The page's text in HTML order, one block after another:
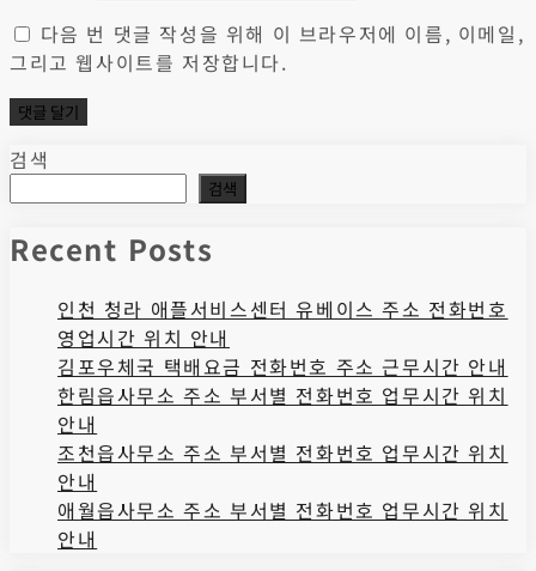
다음 번 댓글 작성을 위해 이 브라우저에 이름, 이메일,
그리고 웹사이트를 저장합니다.
검색
검색
Recent Posts
인천 청라 애플서비스센터 유베이스 주소 전화번호
영업시간 위치 안내
김포우체국 택배요금 전화번호 주소 근무시간 안내
한림읍사무소 주소 부서별 전화번호 업무시간 위치
안내
조천읍사무소 주소 부서별 전화번호 업무시간 위치
안내
애월읍사무소 주소 부서별 전화번호 업무시간 위치
안내